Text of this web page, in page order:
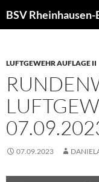
Inhalt
LUFTGEWEHR AUFLAGE II
07.09.2023